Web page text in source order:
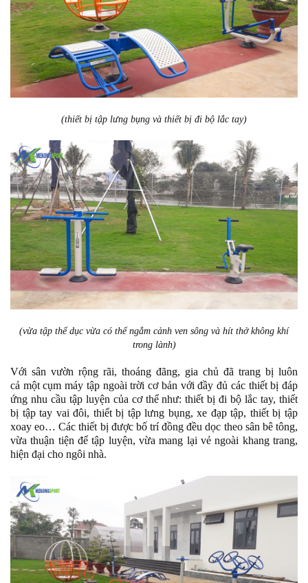
(thiết bị tập lưng bụng và thiết bị đi bộ lắc tay)
(vừa tập thể dục vừa có thể ngắm cảnh ven sông và hít thở không khí
trong lành)
Với sân vườn rộng rãi, thoáng đãng, gia chủ đã trang bị luôn
cả một cụm máy tập ngoài trời cơ bản với đầy đủ các thiết bị đáp
ứng nhu cầu tập luyện của cơ thể như: thiết bị đi bộ lắc tay, thiết
bị tập tay vai đôi, thiết bị tập lưng bụng, xe đạp tập, thiết bị tập
xoay eo… Các thiết bị được bố trí đồng đều dọc theo sân bê tông,
vừa thuận tiện để tập luyện, vừa mang lại vẻ ngoài khang trang,
hiện đại cho ngôi nhà.